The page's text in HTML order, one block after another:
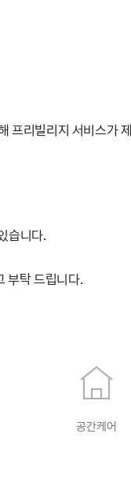
프리빌리지 서비스가
습니다.
부탁 드립니다.
공간케어